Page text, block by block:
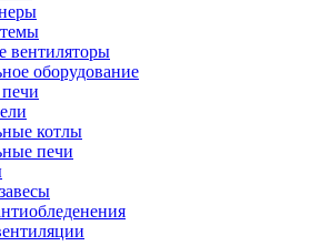
вентиляторы
оборудование
котлы
печи